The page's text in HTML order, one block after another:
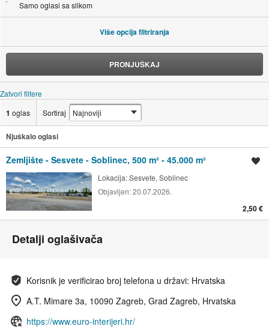
Samo oglasi sa slikom
Više opcija filtriranja
PRONJUŠKAJ
Zatvori filtere
1 oglas Sortiraj
Njuškalo oglasi
Zemljište - Sesvete - Soblinec, 500 m² - 45.000 m²
Lokacija:Sesvete, Soblinec
Objavljen:20.07.2026.
2,50 €
Detalji oglašivača
Korisnik je verificirao broj telefona u državi: Hrvatska
A.T. Mimare 3a, 10090 Zagreb, Grad Zagreb, Hrvatska
https://www.euro-interijeri.hr/